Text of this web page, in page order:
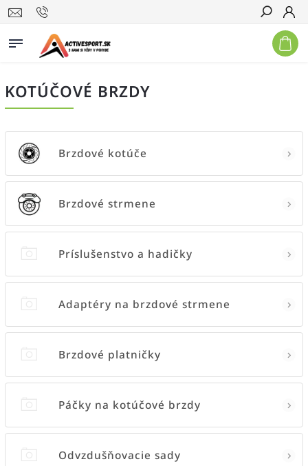
Hľadať
KOTÚČOVÉ BRZDY
Brzdové kotúče
Brzdové strmene
Príslušenstvo a hadičky
Adaptéry na brzdové strmene
Brzdové platničky
Páčky na kotúčové brzdy
Odvzdušňovacie sady